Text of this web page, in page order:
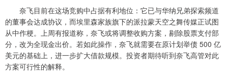
奈飞目前在这场竞购中占据有利地位：它已与华纳兄弟探索频道
的董事会达成协议，而埃里森家族旗下的派拉蒙天空之舞传媒正试图
从中作梗。上周有报道称，奈飞或将调整收购方案，剔除股票支付部
分，改为全现金出价。若如此操作，奈飞就需要在原计划举债 500 亿
美元的基础上，进一步扩大借款规模。投资者期待听到奈飞高管对此
方案可行性的解释。